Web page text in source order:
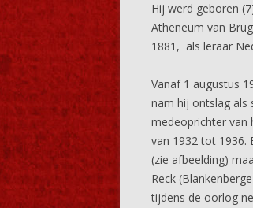
Hij werd geboren
Atheneum van
1881, als leraar
Vanaf 1 augustus
nam hij ontslag als
medeoprichter van
van 1932 tot 1936.
(zie afbeelding)
Reck
tijdens de oorlog